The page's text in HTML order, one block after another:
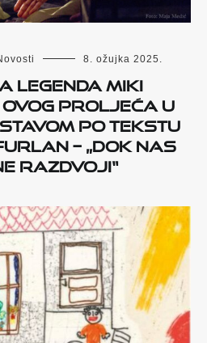
8. ožujka 2025.
legenda Miki
proljeća u
po tekstu
– „Dok nas
razdvoji“